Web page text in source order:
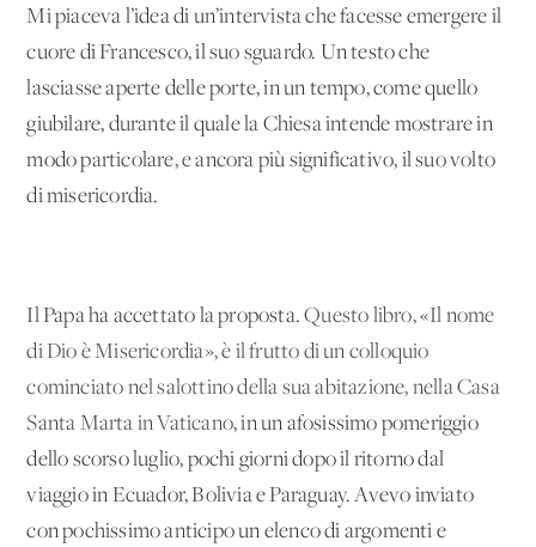
Mi piaceva l’idea di un’intervista che facesse emergere il
cuore di Francesco, il suo sguardo. Un testo che
lasciasse aperte delle porte, in un tempo, come quello
giubilare, durante il quale la Chiesa intende mostrare in
modo particolare, e ancora più significativo, il suo volto
di misericordia.
Il Papa ha accettato la proposta.Questo libro, «Il nome
di Dio è Misericordia», è il frutto di un colloquio
cominciato nel salottino della sua abitazione, nella Casa
Santa Marta in Vaticano, in un afosissimo pomeriggio
dello scorso luglio, pochi giorni dopo il ritorno dal
viaggio in Ecuador, Bolivia e Paraguay. Avevo inviato
con pochissimo anticipo un elenco di argomenti e